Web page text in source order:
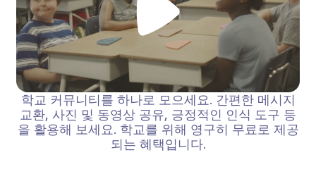
학교 커뮤니티를 하나로 모으세요. 간편한 메시지
교환, 사진 및 동영상 공유, 긍정적인 인식 도구 등
을 활용해 보세요. 학교를 위해 영구히 무료로 제공
되는 혜택입니다.